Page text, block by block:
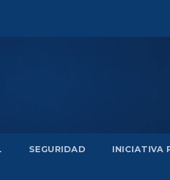
SEGURIDAD INICIATIVA